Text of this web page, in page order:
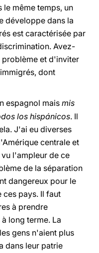
même temps, un
développe dans la
est caractérisée par
Avez-
et d'inviter
dont
espagnol mais mis
los hispánicos. Il
J'ai eu diverses
centrale et
l'ampleur de ce
de la séparation
dangereux pour le
ces pays. Il faut
à prendre
long terme. La
gens n'aient plus
dans leur patrie